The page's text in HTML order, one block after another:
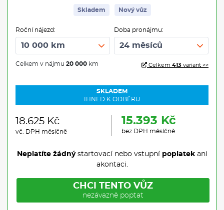
Skladem Nový vůz
Roční nájezd:
Celkem v nájmu 20 000 km
Doba pronájmu:
Celkem 413 variant >>
SKLADEM
IHNED K ODBĚRU
18.625 Kč
vč. DPH měsíčně
15.393 Kč
bez DPH měsíčně
Neplatíte žádnýstartovací nebo vstupní poplatekani
akontaci.
CHCI TENTO VŮZ
nezávazně poptat